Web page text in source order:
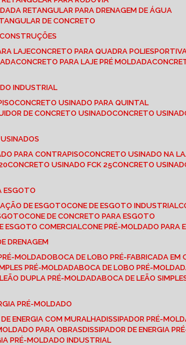
RETANGULAR PARA DRENAGEM DE ÁGUA
DE CONCRETO
LAJE CONCRETO PARA QUADRA
CONCRETO PARA LAJE PRÉ MOLDADA
INDUSTRIAL
CONCRETO USINADO PARA QUINTAL
DE CONCRETO USINADO
CONCRETO
USINADOS
PARA CONTRAPISO CONCRETO USINADO NA
CONCRETO USINADO FCK 25 CONCRETO
ESGOTO
DE ESGOTO CONE DE ESGOTO INDUSTRIAL
CONE DE CONCRETO PARA ESGOTO
ESGOTO COMERCIAL
CONE PRÉ-MOLDADO PARA
DRENAGEM
MOLDADO BOCA DE LOBO PRÉ-FABRICADA EM
PRÉ-MOLDADA BOCA DE LOBO PRÉ-
LEÃO DUPLA PRÉ-MOLDADA
BOCA DE LEÃO
PRÉ-MOLDADO
DE ENERGIA COM MURALHA DISSIPADOR PRÉ-
PARA OBRAS
DISSIPADOR DE ENERGIA
PRÉ-MOLDADO INDUSTRIAL